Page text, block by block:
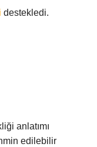
destekledi.
anlatımı
edilebilir